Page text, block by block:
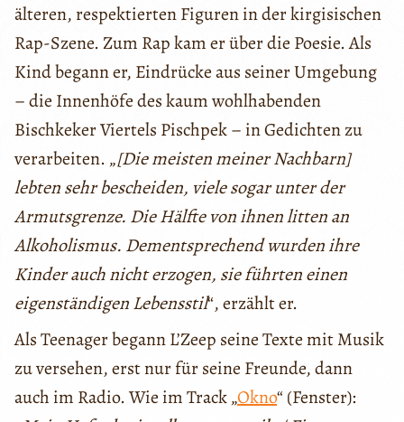
älteren, respektierten Figuren in der kirgisischen
Rap-Szene. Zum Rap kam er über die Poesie. Als
Kind begann er, Eindrücke aus seiner Umgebung
– die Innenhöfe des kaum wohlhabenden
Bischkeker Viertels Pischpek – in Gedichten zu
verarbeiten. „[Die meisten meiner Nachbarn]
lebten sehr bescheiden, viele sogar unter der
Armutsgrenze. Die Hälfte von ihnen litten an
Alkoholismus. Dementsprechend wurden ihre
Kinder auch nicht erzogen, sie führten einen
eigenständigen Lebensstil“, erzählt er.
Als Teenager begann L’Zeep seine Texte mit Musik
zu versehen, erst nur für seine Freunde, dann
auch im Radio. Wie im Track „Okno“ (Fenster):